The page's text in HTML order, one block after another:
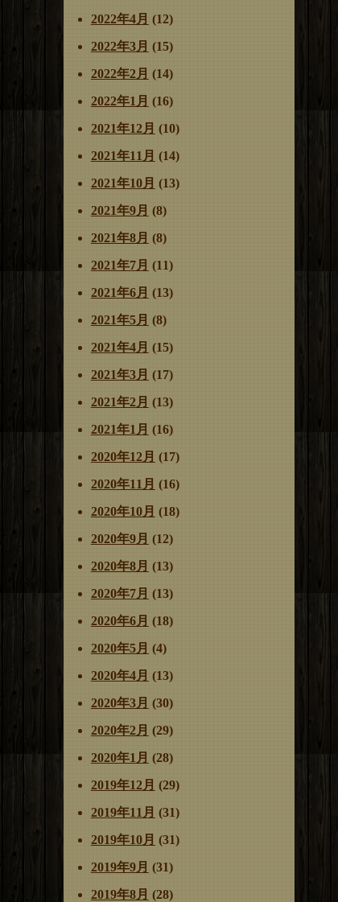
2022年4月 (12)
2022年3月 (15)
2022年2月 (14)
2022年1月 (16)
2021年12月 (10)
2021年11月 (14)
2021年10月 (13)
2021年9月 (8)
2021年8月 (8)
2021年7月 (11)
2021年6月 (13)
2021年5月 (8)
2021年4月 (15)
2021年3月 (17)
2021年2月 (13)
2021年1月 (16)
2020年12月 (17)
2020年11月 (16)
2020年10月 (18)
2020年9月 (12)
2020年8月 (13)
2020年7月 (13)
2020年6月 (18)
2020年5月 (4)
2020年4月 (13)
2020年3月 (30)
2020年2月 (29)
2020年1月 (28)
2019年12月 (29)
2019年11月 (31)
2019年10月 (31)
2019年9月 (31)
2019年8月 (28)